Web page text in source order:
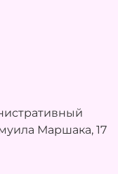
Маршака, 17